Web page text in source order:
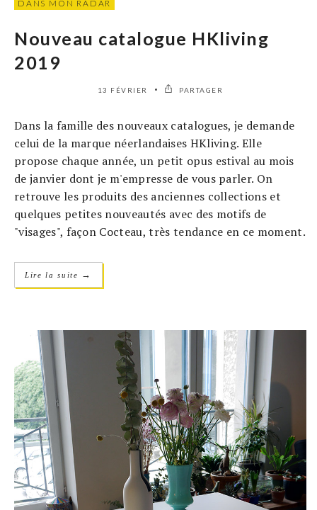
DANS MON RADAR
Nouveau catalogue HKliving
2019
13 FÉVRIER PARTAGER
Dans la famille des nouveaux catalogues, je demande
celui de la marque néerlandaises HKliving. Elle
propose chaque année, un petit opus estival au mois
de janvier dont je m'empresse de vous parler. On
retrouve les produits des anciennes collections et
quelques petites nouveautés avec des motifs de
"visages", façon Cocteau, très tendance en ce moment.
Lire la suite →